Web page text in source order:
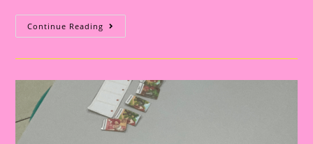
Continue Reading DEDOCHES
DE
VERMELHO
UMA
ATIVIDADE
PARA
CONTAR,
RECONTAR
E